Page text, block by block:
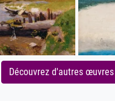
Découvrez d'autres